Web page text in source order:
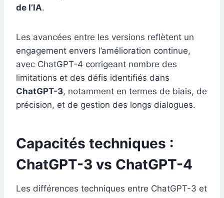
de l’IA.
Les avancées entre les versions reflètent un
engagement envers l’amélioration continue,
avec ChatGPT-4 corrigeant nombre des
limitations et des défis identifiés dans
ChatGPT-3, notamment en termes de biais, de
précision, et de gestion des longs dialogues.
Capacités techniques :
ChatGPT-3 vs ChatGPT-4
Les différences techniques entre ChatGPT-3 et